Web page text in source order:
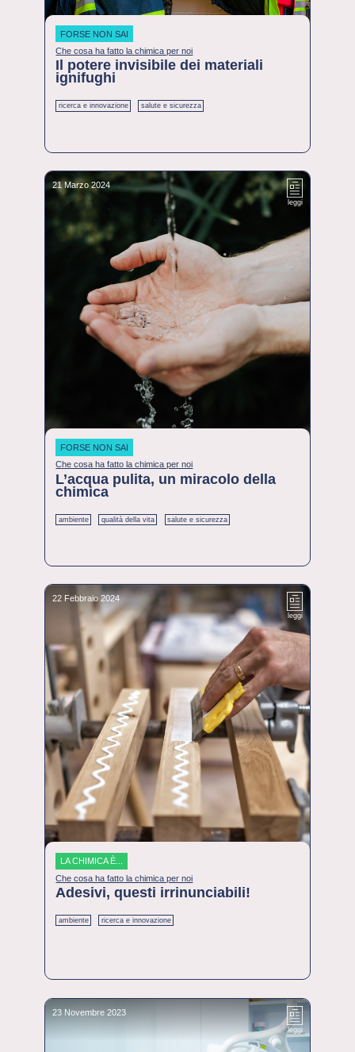
FORSE NON SAI
Che cosa ha fatto la chimica per noi
Il potere invisibile dei materiali
ignifughi
ricerca e innovazione salute e sicurezza
21 Marzo 2024
leggi
FORSE NON SAI
Che cosa ha fatto la chimica per noi
L’acqua pulita, un miracolo della
chimica
ambiente qualità della vita salute e sicurezza
22 Febbraio 2024
leggi
LA CHIMICA È...
Che cosa ha fatto la chimica per noi
Adesivi, questi irrinunciabili!
ambiente ricerca e innovazione
23 Novembre 2023
leggi